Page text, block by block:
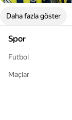
Daha fazla göster
Spor
Futbol
Maçlar